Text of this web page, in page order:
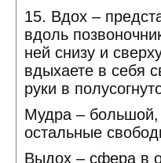
15. Вдох –
вдоль
ней снизу и
вдыхаете в себя
руки в
Мудра – большой,
остальные
Выдох – сфера в